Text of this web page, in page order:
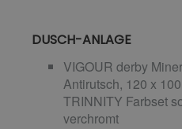
DUSCH-ANLAGE
VIGOUR derby
Antirutsch, 120 x
TRINNITY Farbset
verchromt